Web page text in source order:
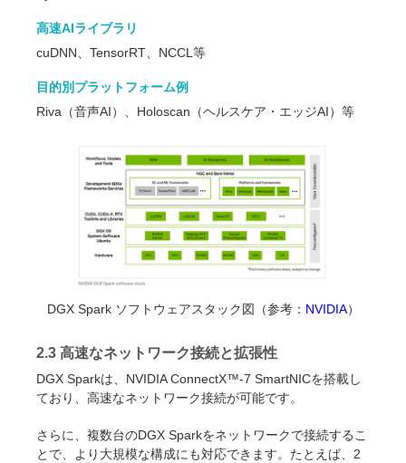
高速AIライブラリ
cuDNN、TensorRT、NCCL等
目的別プラットフォーム例
Riva（音声AI）、Holoscan（ヘルスケア・エッジAI）等
DGX Spark ソフトウェアスタック図（参考： NVIDIA）
2.3 高速なネットワーク接続と拡張性
DGX Sparkは、NVIDIA ConnectX™-7 SmartNICを搭載し
ており、高速なネットワーク接続が可能です。
さらに、複数台のDGX Sparkをネットワークで接続するこ
とで、より大規模な構成にも対応できます。たとえば、2